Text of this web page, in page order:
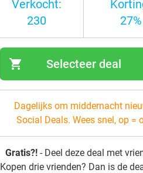
Verkocht:
230
27%
shopping_cart Selecteer deal
Dagelijks om middernacht
Social Deals. Wees snel, op =
Gratis?! - Deel deze deal met
Kopen drie vrienden? Dan is de